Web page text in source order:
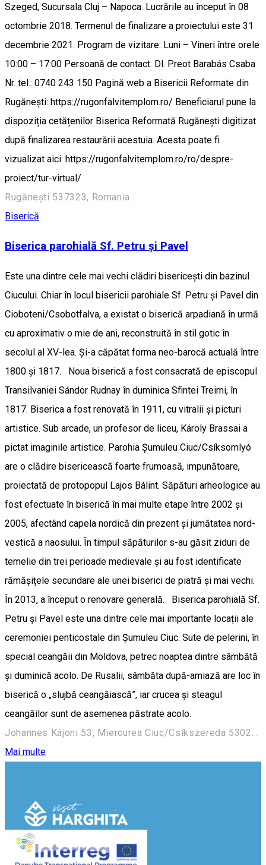
Szeged, Sucursala Cluj – Napoca. Lucrările au început în 08
octombrie 2018. Termenul de finalizare a proiectului este 31
decembrie 2021. Program de vizitare: Luni – Vineri între orele
10:00 – 17:00 Persoană de contact: Dl. Preot Barabás Csaba
Nr. tel.: 0740 243 150 Pagină web a Bisericii Reformate din
Rugănești: https://rugonfalvitemplom.ro/ Beneficiarul pune la
dispoziția cetățenilor Biserica Reformată Rugănești digitizat
după finalizarea restaurării acestuia. Acesta poate fi
vizualizat aici: https://rugonfalvitemplom.ro/ro/despre-
proiect/tur-virtual/
Rugănești 537323, Romania
Biserică
Biserica parohială Sf. Petru și Pavel
Este una dintre cele mai vechi clădiri bisericești din bazinul
Ciucului. Chiar în locul bisericii parohiale Sf. Petru și Pavel din
Cioboteni/Csobotfalva, a existat o biserică arpadiană în urmă
cu aproximativ o mie de ani, reconstruită în stil gotic în
secolul al XV-lea. Și-a căpătat forma neo-barocă actuală între
1800 și 1817. Noua biserică a fost consacrată de episcopul
Transilvaniei Sándor Rudnay în duminica Sfintei Treimi, în
1817. Biserica a fost renovată în 1911, cu vitralii și picturi
artistice. Sub arcade, un profesor de liceu, Károly Brassai a
pictat imaginile artistice. Parohia Șumuleu Ciuc/Csíksomlyó
are o clădire bisericească foarte frumoasă, impunătoare,
proiectată de protopopul Lajos Bálint. Săpături arheologice au
fost efectuate în biserică în mai multe etape între 2002 și
2005, afectând capela nordică din prezent și jumătatea nord-
vestică a naosului. În timpul săpăturilor s-au găsit ziduri de
temelie din trei perioade medievale și au fost identificate
rămășițele secundare ale unei biserici de piatră și mai vechi.
În 2013, a început o renovare generală. Biserica parohială Sf.
Petru și Pavel este una dintre cele mai importante locații ale
ceremoniei penticostale din Șumuleu Ciuc. Sute de pelerini, în
special ceangăii din Moldova, petrec noaptea dintre sâmbătă
și duminică acolo. De Rusalii, sâmbăta după-amiază are loc în
biserică o „slujbă ceangăiască”, iar crucea și steagul
ceangăilor sunt de asemenea păstrate acolo.
Johannes Kájoni 53, Miercurea Ciuc/Csíkszereda 530204, Romania
Mai multe